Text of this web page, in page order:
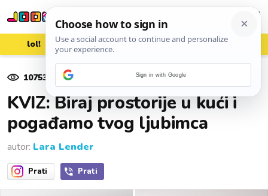
lol! aww vrh! woot?!
10753 pregleda
KVIZ: Biraj prostorije u kući i
pogađamo tvog ljubimca
autor: Lara Lender
Prati Prati
Sign in with Google